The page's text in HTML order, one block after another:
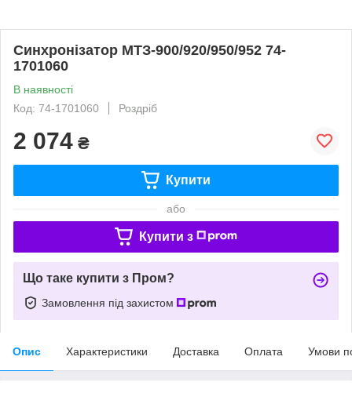
Синхронізатор МТЗ-900/920/950/952 74-
1701060
В наявності
Код: 74-1701060
Роздріб
2 074 ₴
Купити
або
Купити з
Що таке купити з Пром?
Замовлення під захистом
Опис Характеристики Доставка Оплата Умови